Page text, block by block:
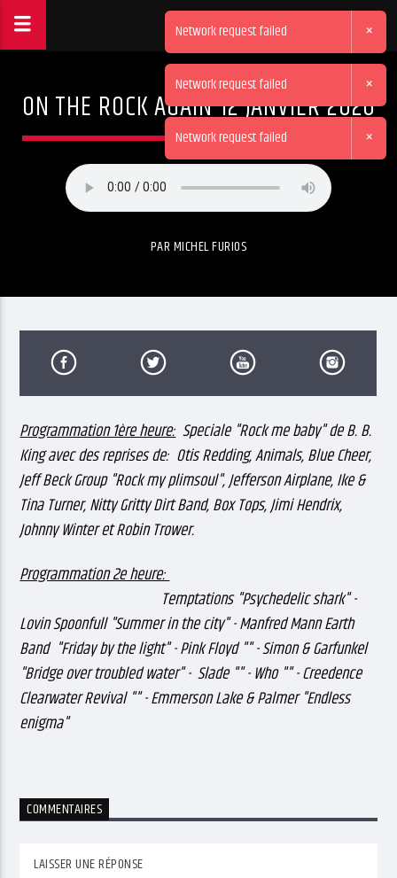
ON THE ROCK AGAIN 12 JANVIER 2026
PAR MICHEL FURIOS
Programmation 1ère heure:Speciale "Rock me baby" de B. B.
King avec des reprises de: Otis Redding, Animals, Blue Cheer,
Jeff Beck Group "Rock my plimsoul", Jefferson Airplane, Ike &
Tina Turner, Nitty Gritty Dirt Band, Box Tops, Jimi Hendrix,
Johnny Winter et Robin Trower.
Programmation 2e heure:
Temptations "Psychedelic shark" -
Lovin Spoonfull "Summer in the city" - Manfred Mann Earth
Band "Friday by the light" - Pink Floyd "" - Simon & Garfunkel
"Bridge over troubled water" - Slade "" - Who "" - Creedence
Clearwater Revival "" - Emmerson Lake & Palmer "Endless
enigma"
COMMENTAIRES
LAISSER UNE RÉPONSE
Network request failed ×
Network request failed ×
Network request failed ×